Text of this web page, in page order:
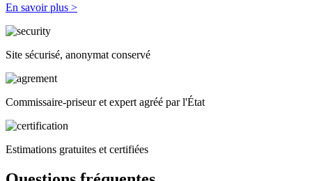
En savoir plus >
Site sécurisé, anonymat conservé
Commissaire-priseur et expert agréé par l'État
Estimations gratuites et certifiées